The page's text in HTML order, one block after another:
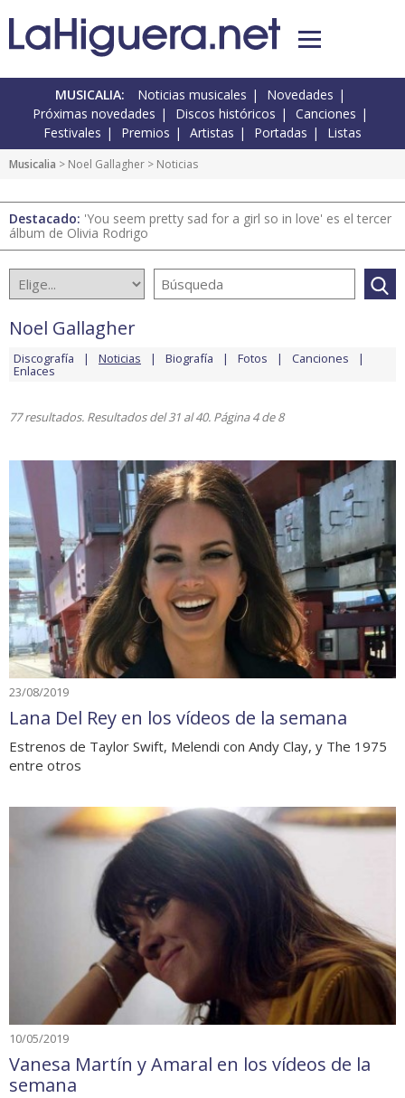
MUSICALIA: Noticias musicales
Novedades
Próximas novedades
Discos históricos
Canciones
Festivales
Premios Artistas Portadas Listas
Musicalia > Noel Gallagher > Noticias
Destacado: 'You seem pretty sad for a girl so in love' es el tercer
álbum de Olivia Rodrigo
Noel Gallagher
Discografía Noticias Biografía Fotos Canciones
Enlaces
77 resultados. Resultados del 31 al 40. Página 4 de 8
23/08/2019
Lana Del Rey en los vídeos de la semana
Estrenos de Taylor Swift, Melendi con Andy Clay, y The 1975
entre otros
10/05/2019
Vanesa Martín y Amaral en los vídeos de la
semana